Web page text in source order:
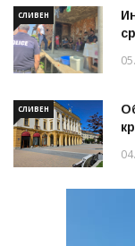
СЛИВЕН
СЛИВЕН